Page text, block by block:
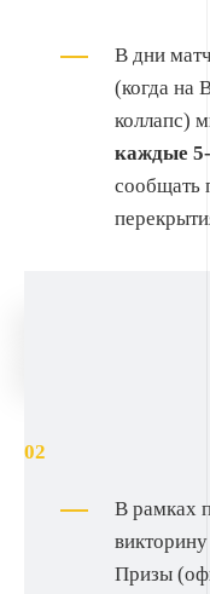
В дни
(когда на
коллапс)
каждые
сообщать
В рамках
Призы